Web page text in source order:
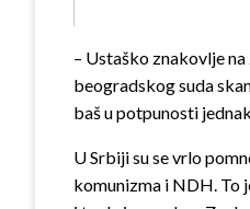
– Ustaško znakovlje
beogradskog suda
baš u potpunosti
U Srbiji su se vrlo
komunizma i NDH. To